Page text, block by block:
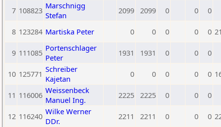
7 108823 Marschnigg
Stefan
2099 2099 0 0 0
8 123284 Martiska Peter 0 0 0 0 0
9 111085 Portenschlager
Peter
1931 1931 0 0 0
10 125771 Schreiber
Kajetan
0 0 0 0 0
11 116006 Weissenbeck
Manuel Ing.
2225 2225 0 0 0
12 116240 Wilke Werner
DDr.
2211 2211 0 0 0